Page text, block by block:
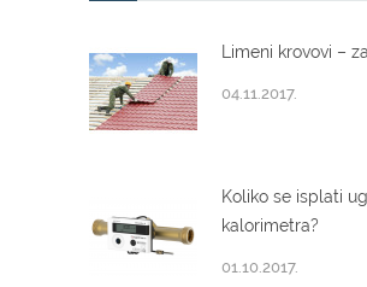
Limeni krovovi –
04.11.2017.
Koliko se isplati
kalorimetra?
01.10.2017.